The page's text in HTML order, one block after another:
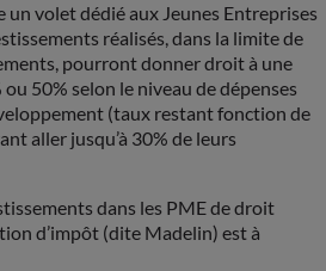
volet dédié aux Jeunes Entreprises
réalisés, dans la limite de
pourront donner droit à une
50% selon le niveau de dépenses
(taux restant fonction de
aller jusqu’à 30% de leurs
dans les PME de droit
d’impôt (dite Madelin) est à